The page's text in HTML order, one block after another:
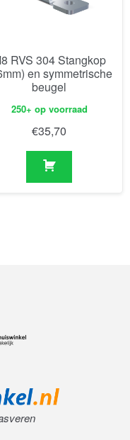
RVS 304 Stangkop
en symmetrische
beugel
250+ op voorraad
€35,70